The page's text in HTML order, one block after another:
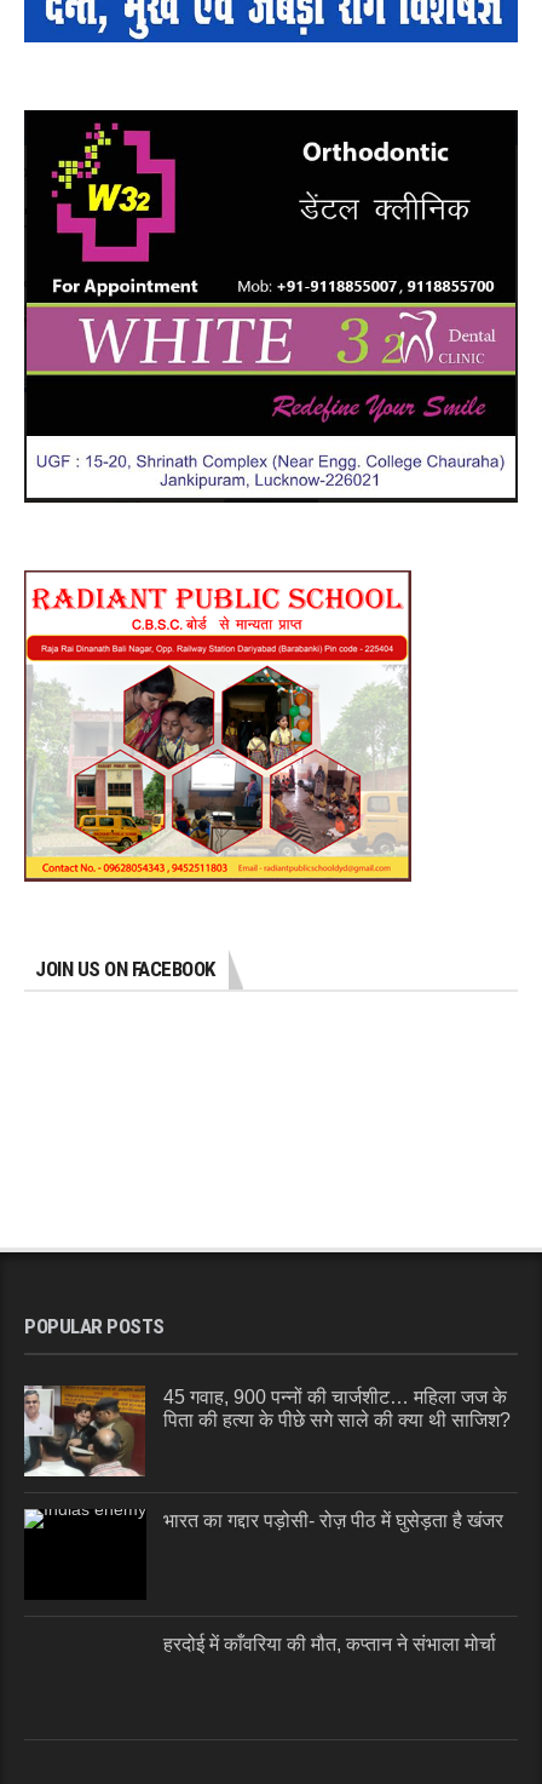
JOIN US ON FACEBOOK
POPULAR POSTS
45 गवाह, 900 पन्नों की चार्जशीट… महिला जज के
पिता की हत्या के पीछे सगे साले की क्या थी साजिश?
भारत का गद्दार पड़ोसी- रोज़ पीठ में घुसेड़ता है खंजर
हरदोई में काँवरिया की मौत, कप्तान ने संभाला मोर्चा